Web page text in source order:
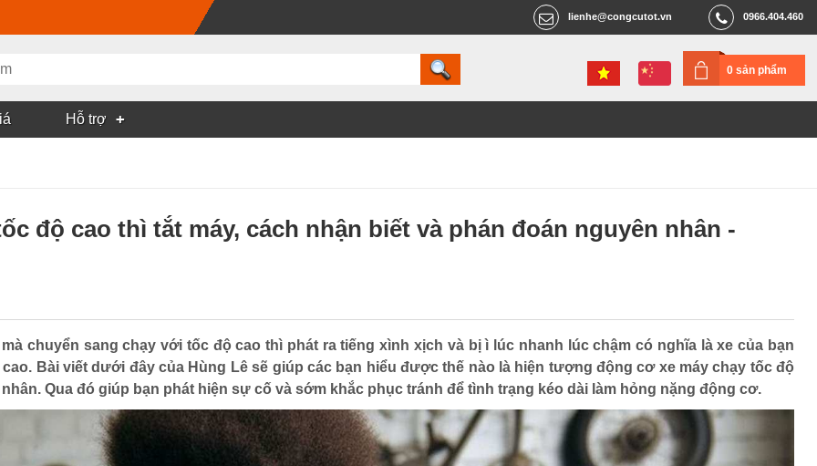
0966.404.460
lienhe@congcutot.vn
0 sản phẩm
Hỗ trợ
độ cao thì tắt máy, cách nhận biết và phán đoán nguyên nhân -
chuyển sang chạy với tốc độ cao thì phát ra tiếng xình xịch và bị ì lúc nhanh lúc chậm có nghĩa là xe của bạn
Bài viết dưới đây của Hùng Lê sẽ giúp các bạn hiểu được thế nào là hiện tượng động cơ xe máy chạy tốc độ
Qua đó giúp bạn phát hiện sự cố và sớm khắc phục tránh để tình trạng kéo dài làm hỏng nặng động cơ.